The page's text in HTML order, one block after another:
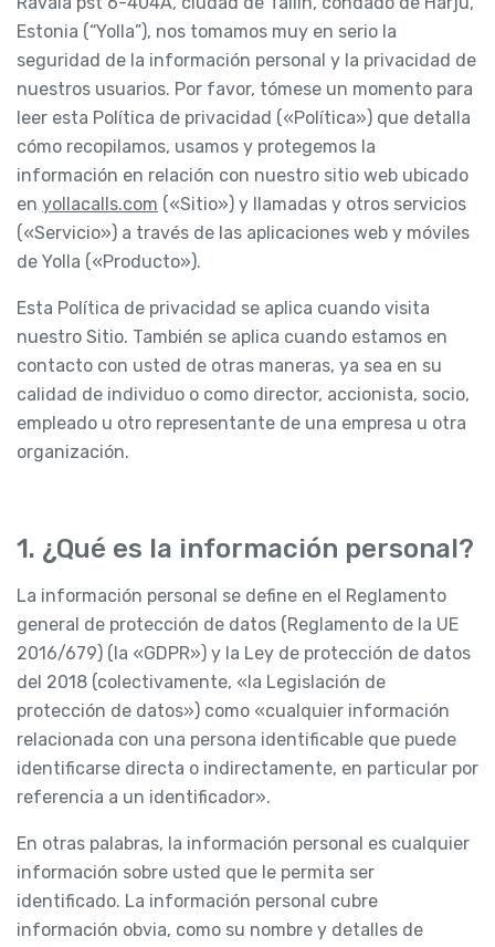
Estonia (“Yolla”), nos tomamos muy en serio la
seguridad de la información personal y la privacidad de
nuestros usuarios. Por favor, tómese un momento para
leer esta Política de privacidad («Política») que detalla
cómo recopilamos, usamos y protegemos la
información en relación con nuestro sitio web ubicado
en yollacalls.com («Sitio») y llamadas y otros servicios
(«Servicio») a través de las aplicaciones web y móviles
de Yolla («Producto»).
Esta Política de privacidad se aplica cuando visita
nuestro Sitio. También se aplica cuando estamos en
contacto con usted de otras maneras, ya sea en su
calidad de individuo o como director, accionista, socio,
empleado u otro representante de una empresa u otra
organización.
1. ¿Qué es la información personal?
La información personal se define en el Reglamento
general de protección de datos (Reglamento de la UE
2016/679) (la «GDPR») y la Ley de protección de datos
del 2018 (colectivamente, «la Legislación de
protección de datos») como «cualquier información
relacionada con una persona identificable que puede
identificarse directa o indirectamente, en particular por
referencia a un identificador».
En otras palabras, la información personal es cualquier
información sobre usted que le permita ser
identificado. La información personal cubre
información obvia, como su nombre y detalles de